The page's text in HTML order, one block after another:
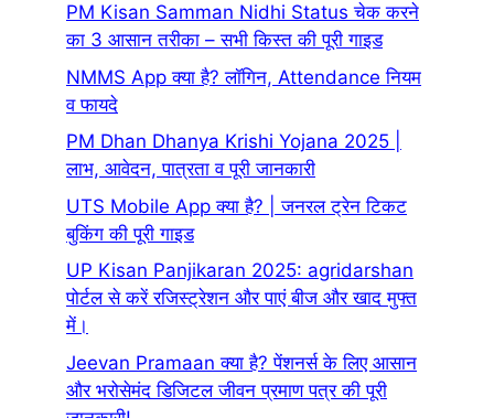
PM Kisan Samman Nidhi Status चेक करने
का 3 आसान तरीका – सभी किस्त की पूरी गाइड
NMMS App क्या है? लॉगिन, Attendance नियम
व फायदे
PM Dhan Dhanya Krishi Yojana 2025 |
लाभ, आवेदन, पात्रता व पूरी जानकारी
UTS Mobile App क्या है? | जनरल ट्रेन टिकट
बुकिंग की पूरी गाइड
UP Kisan Panjikaran 2025: agridarshan
पोर्टल से करें रजिस्ट्रेशन और पाएं बीज और खाद मुफ्त
में।
Jeevan Pramaan क्या है? पेंशनर्स के लिए आसान
और भरोसेमंद डिजिटल जीवन प्रमाण पत्र की पूरी